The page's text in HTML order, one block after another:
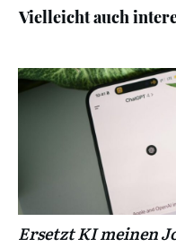
Vielleicht auch
Ersetzt KI meinen